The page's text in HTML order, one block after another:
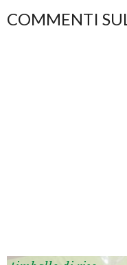
COMMENTI